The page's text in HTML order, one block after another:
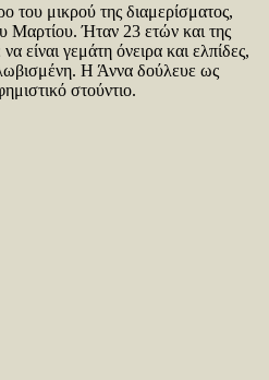
του μικρού της διαμερίσματος,
Μαρτίου. Ήταν 23 ετών και της
είναι γεμάτη όνειρα και ελπίδες,
Η Άννα δούλευε ως
στούντιο.